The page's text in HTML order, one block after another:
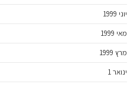
יוני 1999
מאי 1999
מרץ 1999
ינואר 1